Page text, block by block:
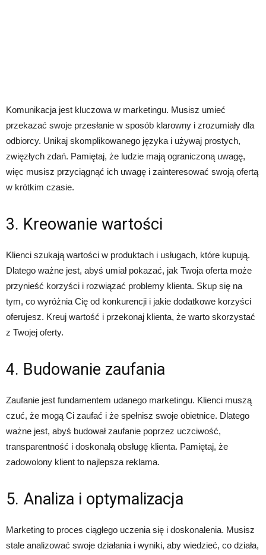
Komunikacja jest kluczowa w marketingu. Musisz umieć
przekazać swoje przesłanie w sposób klarowny i zrozumiały dla
odbiorcy. Unikaj skomplikowanego języka i używaj prostych,
zwięzłych zdań. Pamiętaj, że ludzie mają ograniczoną uwagę,
więc musisz przyciągnąć ich uwagę i zainteresować swoją ofertą
w krótkim czasie.
3. Kreowanie wartości
Klienci szukają wartości w produktach i usługach, które kupują.
Dlatego ważne jest, abyś umiał pokazać, jak Twoja oferta może
przynieść korzyści i rozwiązać problemy klienta. Skup się na
tym, co wyróżnia Cię od konkurencji i jakie dodatkowe korzyści
oferujesz. Kreuj wartość i przekonaj klienta, że warto skorzystać
z Twojej oferty.
4. Budowanie zaufania
Zaufanie jest fundamentem udanego marketingu. Klienci muszą
czuć, że mogą Ci zaufać i że spełnisz swoje obietnice. Dlatego
ważne jest, abyś budował zaufanie poprzez uczciwość,
transparentność i doskonałą obsługę klienta. Pamiętaj, że
zadowolony klient to najlepsza reklama.
5. Analiza i optymalizacja
Marketing to proces ciągłego uczenia się i doskonalenia. Musisz
stale analizować swoje działania i wyniki, aby wiedzieć, co działa,